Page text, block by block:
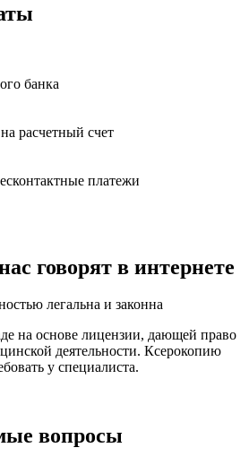
банка
расчетный счет
платежи
говорят в интернете
легальна и законна
на основе лицензии, дающей право
деятельности. Ксерокопию
у специалиста.
вопросы